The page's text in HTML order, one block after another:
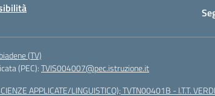
(TV)
(PEC):TVIS004007@pec.istruzione.it
APPLICATE/LINGUISTICO); TVTN00401B - I.T.T.